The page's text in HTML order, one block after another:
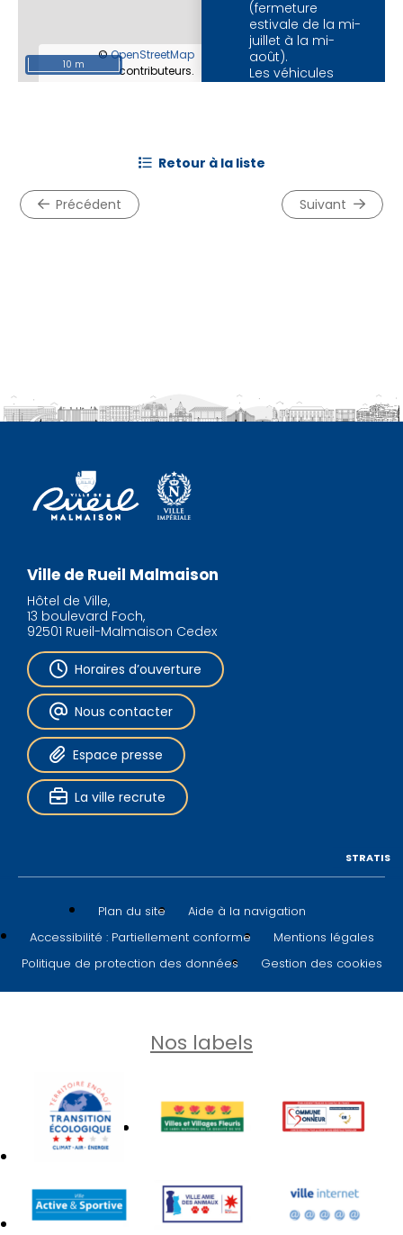
©OpenStreetMap
contributeurs.
10 m
(fermeture
estivale de la mi-
juillet à la mi-
août).
Les véhicules
précédent
retour à la liste
suivant
Ville de Rueil Malmaison
Hôtel de Ville,
13 boulevard Foch,
92501 Rueil-Malmaison Cedex
Horaires d’ouverture
Nous contacter
Espace presse
La ville recrute
Plan du site
Aide à la navigation
Accessibilité : Partiellement conforme
Mentions légales
Politique de protection des données
Gestion des cookies
STRATIS
Nos labels